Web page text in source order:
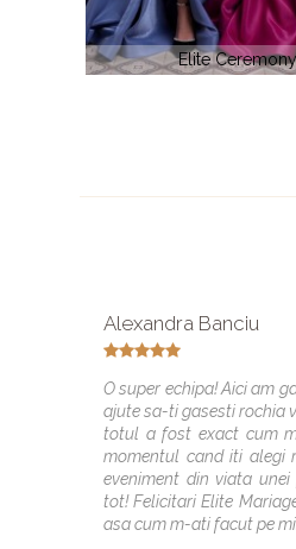
Paris Tony
Alexandra Banciu
O super echipa! Aici am
ajute sa-ti gasesti rochia
totul a fost exact cum
momentul cand iti alegi
eveniment din viata
tot! Felicitari Elite
asa cum m-ati facut pe